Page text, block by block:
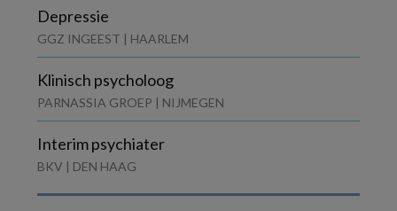
Depressie
GGZ INGEEST | HAARLEM
Klinisch psycholoog
PARNASSIA GROEP | NIJMEGEN
Interim psychiater
BKV | DEN HAAG